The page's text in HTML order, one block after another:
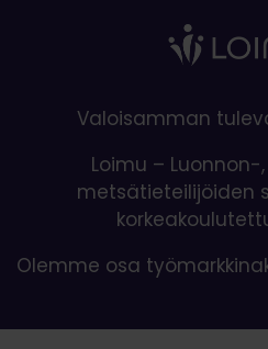
Valoisamman
Loimu –
metsätieteilijöiden
Olemme osa